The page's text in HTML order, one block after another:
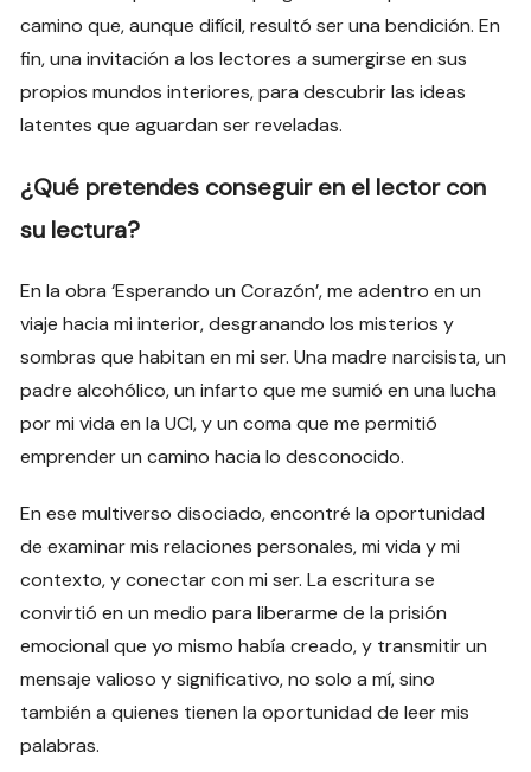
camino que, aunque difícil, resultó ser una bendición. En
fin, una invitación a los lectores a sumergirse en sus
propios mundos interiores, para descubrir las ideas
latentes que aguardan ser reveladas.
¿Qué pretendes conseguir en el lector con
su lectura?
En la obra ‘Esperando un Corazón’, me adentro en un
viaje hacia mi interior, desgranando los misterios y
sombras que habitan en mi ser. Una madre narcisista, un
padre alcohólico, un infarto que me sumió en una lucha
por mi vida en la UCI, y un coma que me permitió
emprender un camino hacia lo desconocido.
En ese multiverso disociado, encontré la oportunidad
de examinar mis relaciones personales, mi vida y mi
contexto, y conectar con mi ser. La escritura se
convirtió en un medio para liberarme de la prisión
emocional que yo mismo había creado, y transmitir un
mensaje valioso y significativo, no solo a mí, sino
también a quienes tienen la oportunidad de leer mis
palabras.